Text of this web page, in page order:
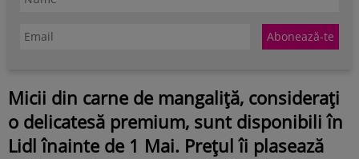
Micii din carne de mangaliță, considerați
o delicatesă premium, sunt disponibili în
Lidl înainte de 1 Mai. Prețul îi plasează